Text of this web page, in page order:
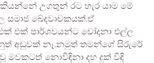
උගතුන් රට හැර යාම මේ
සමාජ ඛේදවාචකයක්.ඒ
එක් පාර්ශවයන්ට චෝදනා එල්ල
අඩුවක් නෑ.නමුත් තමන්ගේ සිරුරේ
මවකටත් නොවිඳිනා දහ දුක් විඳි